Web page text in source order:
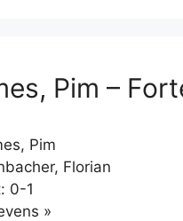
Pim –
Pim
Florian
0-1
»